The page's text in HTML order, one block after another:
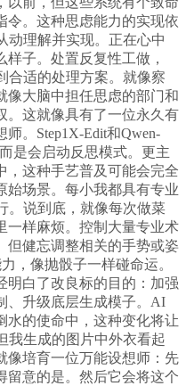
令。这种思虑能力的实现依
动理解并实现。正在心中
子。处置反复性工做，
合适的处理方案。就像察
像大脑中担任思虑的部门和
。这就像具有了一位永久有
。Step1X-Edit和Qwen-
是会启动反思模式。更主
，这种手艺普及可能会完全
始场景。每小我都具有专业
。说到底，就像每次做菜
一样麻烦。控制大量专业术
但健忘调整相关的手势或姿
，像抛骰子一样碰命运。
明白了改良标的目的：加强
、升级底层生成模子。AI
水的使命中，这种变化将让
我生成的图片中外衣看起
像培育一位万能设想师：先
留意的是。然后它会将这个